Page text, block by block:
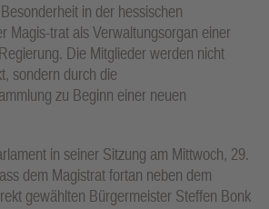
in der hessischen
Magis-trat als Verwaltungsorgan einer
Die Mitglieder werden nicht
sondern durch die
zu Beginn einer neuen
in seiner Sitzung am Mittwoch, 29.
dem Magistrat fortan neben dem
gewählten Bürgermeister Steffen Bonk